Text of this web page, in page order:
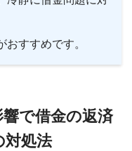
おすすめです。
で借金の返済
対処法